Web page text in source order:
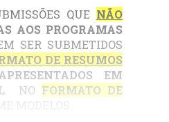
QUE NÃO
AOS PROGRAMAS
SER SUBMETIDOS
DE RESUMOS
EM
NO FORMATO DE